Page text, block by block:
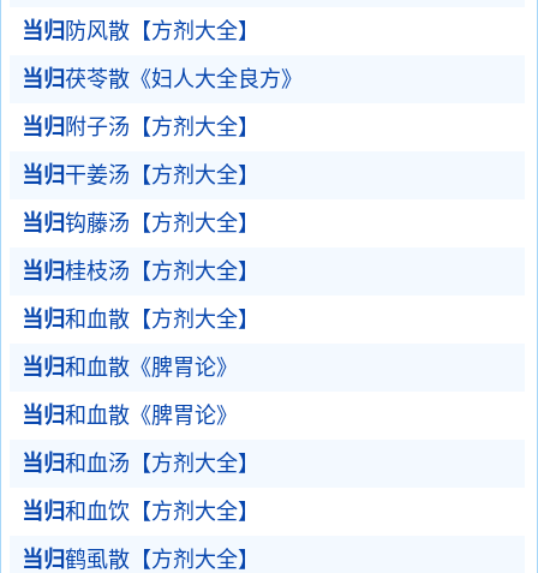
当归 防风散【方剂大全】
当归茯苓散《妇人大全良方》
当归 附子汤【方剂大全】
当归 干姜汤【方剂大全】
当归钩藤汤【方剂大全】
当归桂枝汤【方剂大全】
当归和血散【方剂大全】
当归和血散《脾胃论》
当归和血散《脾胃论》
当归和血汤【方剂大全】
当归和血饮【方剂大全】
当归鹤虱散【方剂大全】